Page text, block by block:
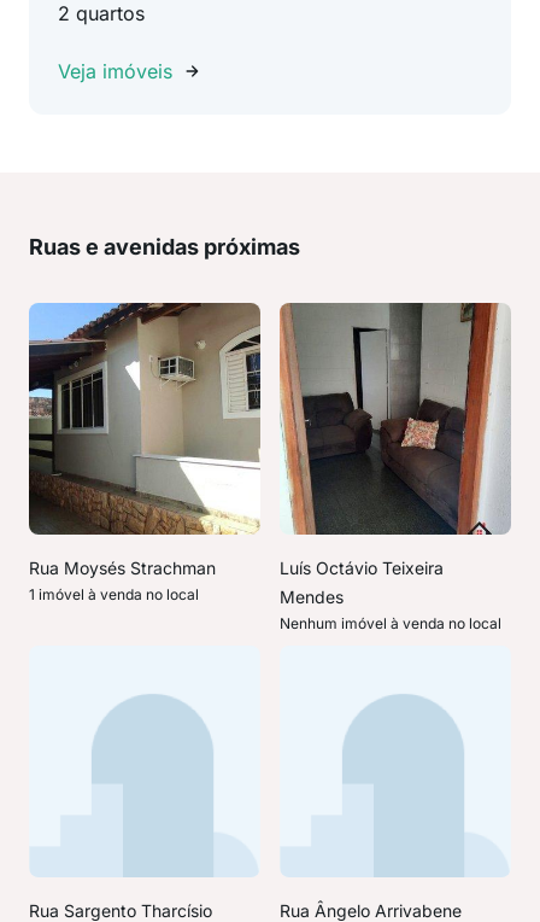
2 quartos
Veja imóveis
Ruas e avenidas próximas
Rua Moysés Strachman
1 imóvel à venda no local
Luís Octávio Teixeira
Mendes
Nenhum imóvel à venda no local
Rua Sargento Tharcísio
Rua Ângelo Arrivabene